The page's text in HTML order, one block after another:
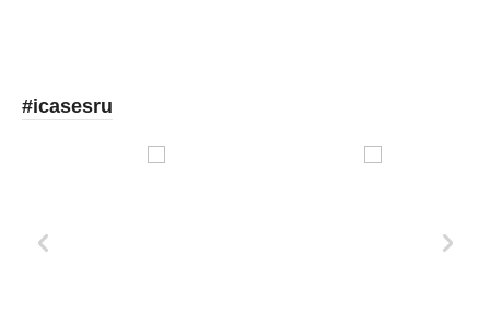
#icasesru